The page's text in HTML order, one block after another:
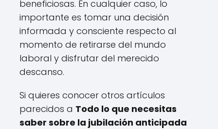
beneficiosas. En cualquier caso, lo
importante es tomar una decisión
informada y consciente respecto al
momento de retirarse del mundo
laboral y disfrutar del merecido
descanso.
Si quieres conocer otros artículos
parecidos a Todo lo que necesitas
saber sobre la jubilación anticipada